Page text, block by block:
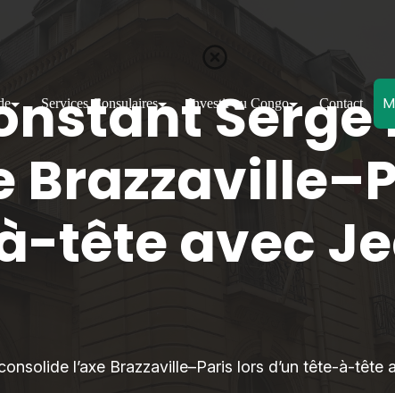
Services Consulaires Investir au Congo Contact
Serge
tête avec
l’axe Brazzaville–Paris lors d’un tête-à-